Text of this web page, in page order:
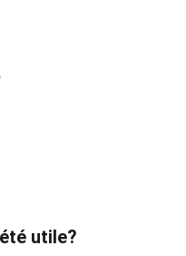
utile?